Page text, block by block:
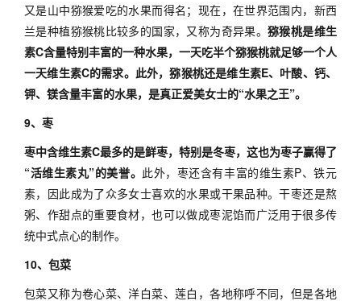
又是山中猕猴爱吃的水果而得名；现在，在世界范围内，新西
兰是种植猕猴桃比较多的国家，又称为奇异果。猕猴桃是维生
素C含量特别丰富的一种水果，一天吃半个猕猴桃就足够一个人
一天维生素C的需求。此外，猕猴桃还是维生素E、叶酸、钙、
钾、镁含量丰富的水果，是真正爱美女士的“水果之王”。
9、枣
枣中含维生素C最多的是鲜枣，特别是冬枣，这也为枣子赢得了
“活维生素丸”的美誉。 此外，枣还含有丰富的维生素P、铁元
素，因此成为了众多女士喜欢的水果或干果品种。干枣还是熬
粥、作甜点的重要食材，也可以做成枣泥馅而广泛用于很多传
统中式点心的制作。
10、包菜
包菜又称为卷心菜、洋白菜、莲白，各地称呼不同，但是各地